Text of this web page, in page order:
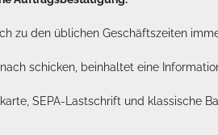
zu den üblichen Geschäftszeiten
schicken, beinhaltet eine
SEPA-Lastschrift und klassische